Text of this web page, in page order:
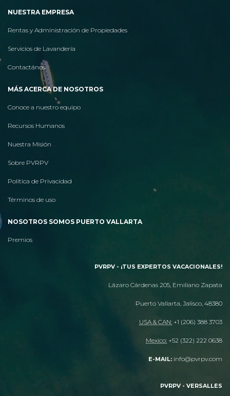
NUESTRA EMPRESA
Rentas y Administración de Propiedades
Servicios de Lavandería
Contactános
MÁS ACERCA DE NOSOTROS
Conoce a nuestro equipo
Recursos Humanos
Nuestra Misión
Sobre PVRPV
Politica de Privacidad
Términos de uso
NOSOTROS SOMOS PUERTO VALLARTA
Premios
PVRPV - ¡TUS EXPERTOS VACACIONALES!
Lázaro Cárdenas 205, Emiliano Zapata
Puerto Vallarta, Jalisco, 48380
USA & CAN: +1 (206) 388 3703
Mexico: +52 (322) 222 0638
E-MAIL: info@pvrpv.com
PVRPV - VERSALLES